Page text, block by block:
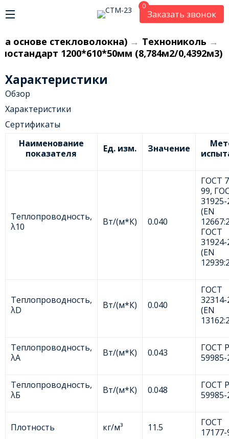
0
Заказать звонок
основе стекловолокна) → Технониколь →
1200*610*50мм (8,784м2/0,4392м3)
Характеристики
Обзор
Характеристики
Сертификаты
Наименование
показателя
Ед. изм. Значение
Теплопроводность,
λ10
Вт/(м*К) 0.040
ГОСТ
99,
31925-
(EN
ГОСТ
31924-
(EN
Теплопроводность,
λD
Вт/(м*К) 0.040
ГОСТ
32314-
(EN
Теплопроводность,
λА
Вт/(м*К) 0.043
ГОСТ Р
59985-
Теплопроводность,
λБ
Вт/(м*К) 0.048
ГОСТ Р
59985-
Плотность кг/м³ 11.5
ГОСТ